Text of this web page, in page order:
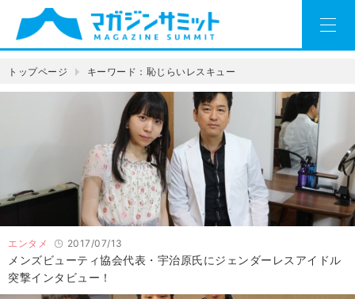
トップページ キーワード：恥じらいレスキュー
エンタメ 2017/07/13
メンズビューティ協会代表・宇治原氏にジェンダーレスアイドル
突撃インタビュー！